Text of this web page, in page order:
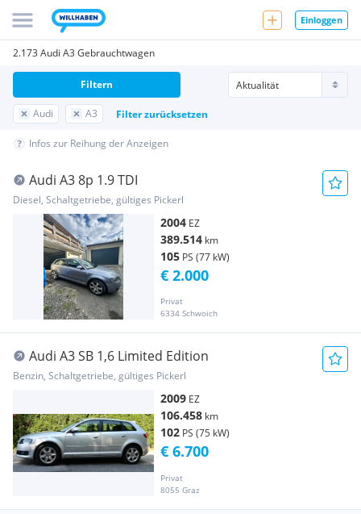
Einloggen
2.173 Audi A3 Gebrauchtwagen
Audi A3 Filter zurücksetzen
Filtern
Infos zur Reihung der Anzeigen
Audi A3 8p 1.9 TDI
Diesel, Schaltgetriebe, gültiges Pickerl
2004 EZ
389.514 km
105 PS (77 kW)
Privat
6334 Schwoich
€ 2.000
Audi A3 SB 1,6 Limited Edition
Benzin, Schaltgetriebe, gültiges Pickerl
2009 EZ
106.458 km
102 PS (75 kW)
Privat
8055 Graz
€ 6.700